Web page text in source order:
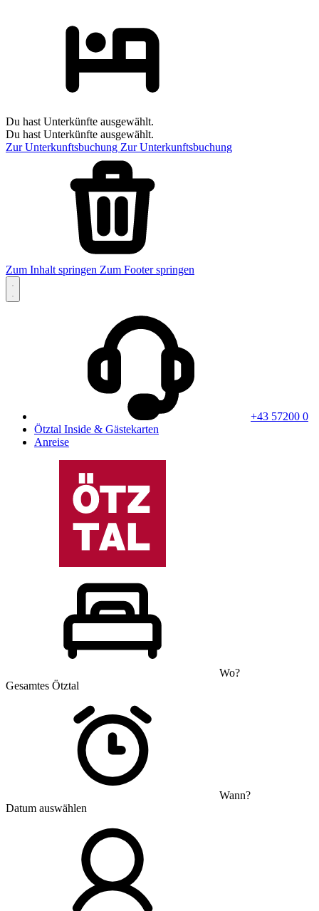
Du hast Unterkünfte ausgewählt.
Du hast Unterkünfte ausgewählt.
Zur Unterkunftsbuchung Zur Unterkunftsbuchung
Zum Inhalt springen Zum Footer springen
+43 57200 0
Ötztal Inside & Gästekarten
Anreise
Wo?
Gesamtes Ötztal
Wann?
Datum auswählen